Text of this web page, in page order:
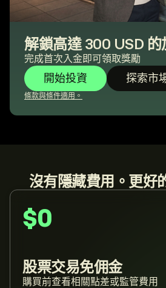
解鎖高達 300 USD 的
完成首次入金即可領取獎勵
開始投資 探索市
條款與條件適用。
沒有隱藏費用。更好
$0
股票交易免佣金
購買前查看相關點差或監管費用